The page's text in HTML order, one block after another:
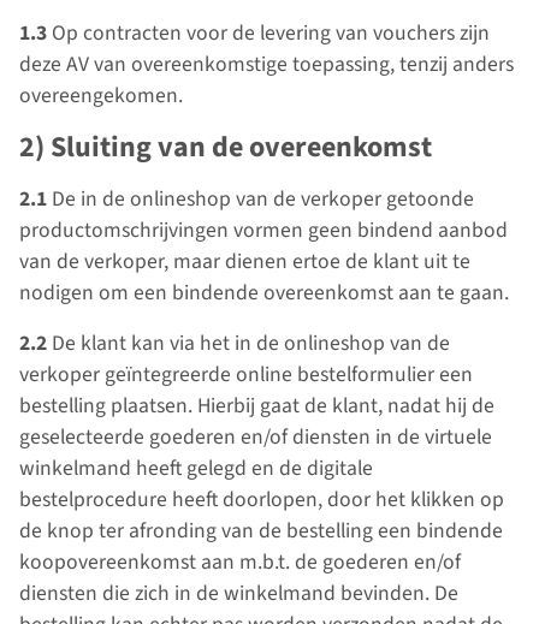
1.3 Op contracten voor de levering van vouchers zijn
deze AV van overeenkomstige toepassing, tenzij anders
overeengekomen.
2) Sluiting van de overeenkomst
2.1 De in de onlineshop van de verkoper getoonde
productomschrijvingen vormen geen bindend aanbod
van de verkoper, maar dienen ertoe de klant uit te
nodigen om een bindende overeenkomst aan te gaan.
2.2 De klant kan via het in de onlineshop van de
verkoper geïntegreerde online bestelformulier een
bestelling plaatsen. Hierbij gaat de klant, nadat hij de
geselecteerde goederen en/of diensten in de virtuele
winkelmand heeft gelegd en de digitale
bestelprocedure heeft doorlopen, door het klikken op
de knop ter afronding van de bestelling een bindende
koopovereenkomst aan m.b.t. de goederen en/of
diensten die zich in de winkelmand bevinden. De